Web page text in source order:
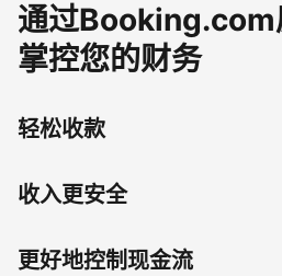
通过Booking.com
掌控您的财务
轻松收款
收入更安全
更好地控制现金流